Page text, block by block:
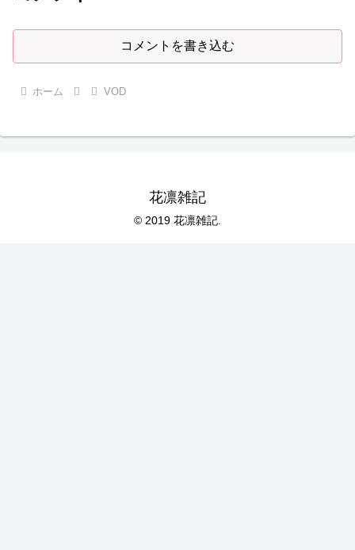
コメントを書き込む
ホーム VOD
花凛雑記
© 2019 花凛雑記.